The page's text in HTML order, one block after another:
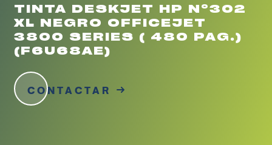
TINTA DESKJET HP Nº302
XL NEGRO OFFICEJET
3800 SERIES ( 480 PAG.)
(F6U68AE)
CONTACTAR